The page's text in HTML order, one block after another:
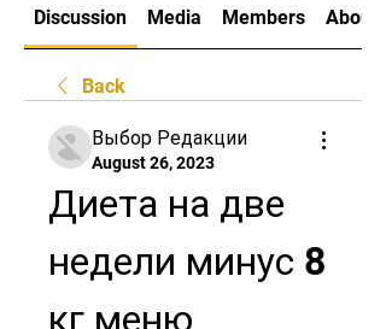
Discussion Media Members About
Back
Выбор Редакции
August 26, 2023
Диета на две
недели минус 8
кг меню